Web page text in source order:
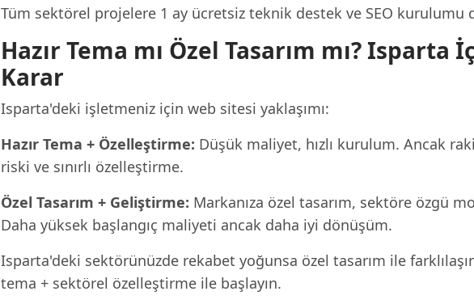
Tüm sektörel projelere 1 ay ücretsiz teknik destek ve SEO kurulumu
Hazır Tema mı Özel Tasarım mı? Isparta
Karar
Isparta'deki işletmeniz için web sitesi yaklaşımı:
Hazır Tema + Özelleştirme: Düşük maliyet, hızlı kurulum. Ancak
riski ve sınırlı özelleştirme.
Özel Tasarım + Geliştirme: Markanıza özel tasarım, sektöre özgü
Daha yüksek başlangıç maliyeti ancak daha iyi dönüşüm.
Isparta'deki sektörünüzde rekabet yoğunsa özel tasarım ile
tema + sektörel özelleştirme ile başlayın.